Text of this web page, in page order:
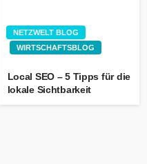
NETZWELT BLOG
WIRTSCHAFTSBLOG
Local SEO – 5 Tipps für die
lokale Sichtbarkeit